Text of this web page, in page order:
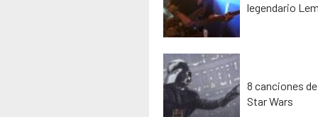
legendario
8 canciones
Star Wars